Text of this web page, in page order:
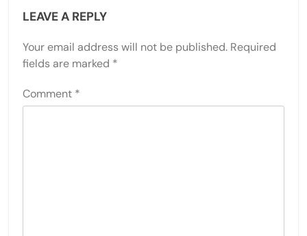
LEAVE A REPLY
Your email address will not be published. Required
fields are marked *
Comment *